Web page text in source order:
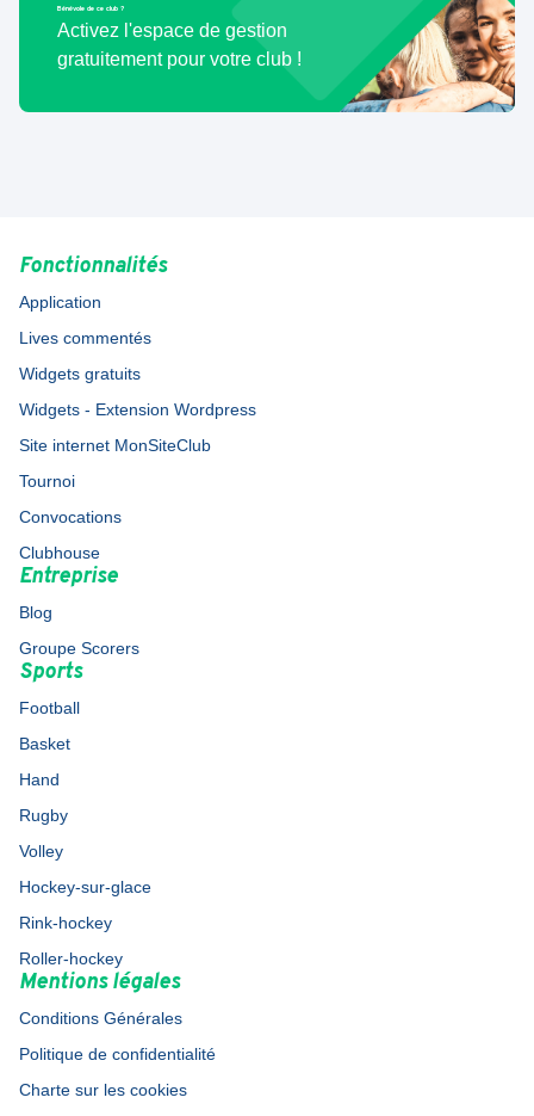
Bénévole de ce club ?
Activez l'espace de gestion
gratuitement pour votre club !
Fonctionnalités
Application
Lives commentés
Widgets gratuits
Widgets - Extension Wordpress
Site internet MonSiteClub
Tournoi
Convocations
Clubhouse
Entreprise
Blog
Groupe Scorers
Sports
Football
Basket
Hand
Rugby
Volley
Hockey-sur-glace
Rink-hockey
Roller-hockey
Mentions légales
Conditions Générales
Politique de confidentialité
Charte sur les cookies